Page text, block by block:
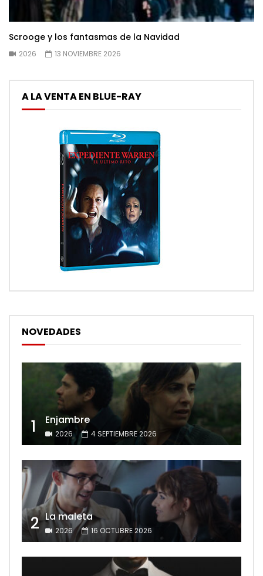
Scrooge y los fantasmas de la Navidad
2026 13 NOVIEMBRE 2026
A LA VENTA EN BLUE-RAY
NOVEDADES
1 Enjambre
2026 4 SEPTIEMBRE 2026
2 La maleta
2026 16 OCTUBRE 2026